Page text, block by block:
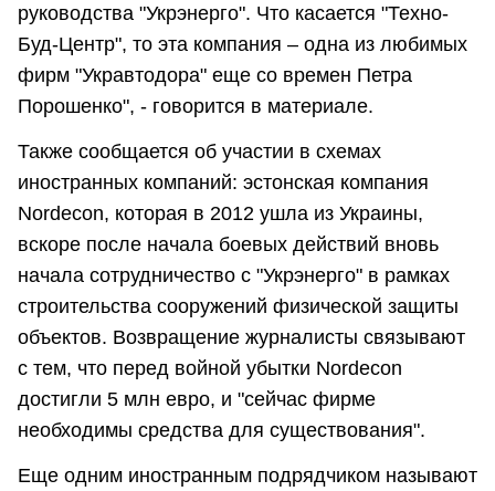
руководства "Укрэнерго". Что касается "Техно-
Буд-Центр", то эта компания – одна из любимых
фирм "Укравтодора" еще со времен Петра
Порошенко", - говорится в материале.
Также сообщается об участии в схемах
иностранных компаний: эстонская компания
Nordecon, которая в 2012 ушла из Украины,
вскоре после начала боевых действий вновь
начала сотрудничество с "Укрэнерго" в рамках
строительства сооружений физической защиты
объектов. Возвращение журналисты связывают
с тем, что перед войной убытки Nordecon
достигли 5 млн евро, и "сейчас фирме
необходимы средства для существования".
Еще одним иностранным подрядчиком называют